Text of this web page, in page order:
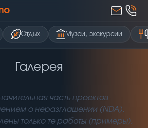
Отдых Музеи, экскурсии
Галерея
часть проектов
о неразглашении (NDA).
только те работы (примеры),